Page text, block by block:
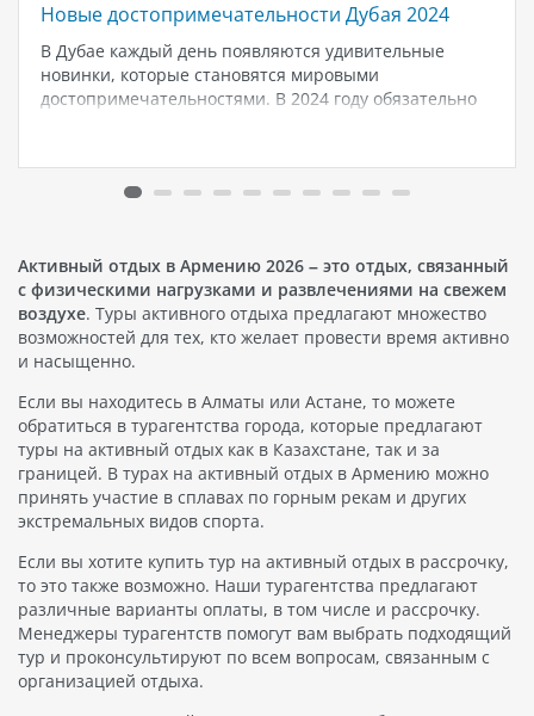
Новые достопримечательности Дубая 2024
В Дубае каждый день появляются удивительные
новинки, которые становятся мировыми
достопримечательностями. В 2024 году обязательно
футбольный и баскетбольный тематический парк на
территории Dubai Parks and…
Активный отдых в Армению 2026 – это отдых, связанный
с физическими нагрузками и развлечениями на свежем
воздухе. Туры активного отдыха предлагают множество
возможностей для тех, кто желает провести время активно
и насыщенно.
Если вы находитесь в Алматы или Астане, то можете
обратиться в турагентства города, которые предлагают
туры на активный отдых как в Казахстане, так и за
границей. В турах на активный отдых в Армению можно
принять участие в сплавах по горным рекам и других
экстремальных видов спорта.
Если вы хотите купить тур на активный отдых в рассрочку,
то это также возможно. Наши турагентства предлагают
различные варианты оплаты, в том числе и рассрочку.
Менеджеры турагентств помогут вам выбрать подходящий
тур и проконсультируют по всем вопросам, связанным с
организацией отдыха.